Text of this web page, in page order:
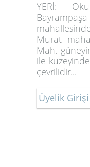
YERİ:
Murat
Mah.
ile
çevrilidir...
Üyelik Girişi